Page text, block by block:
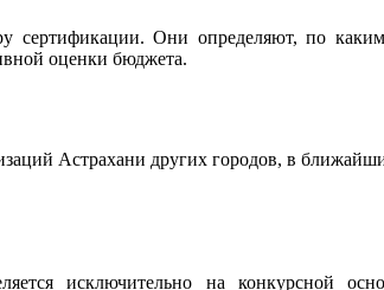
сертификации. Они определяют, по
оценки бюджета.
Астрахани других городов, в
исключительно на конкурсной